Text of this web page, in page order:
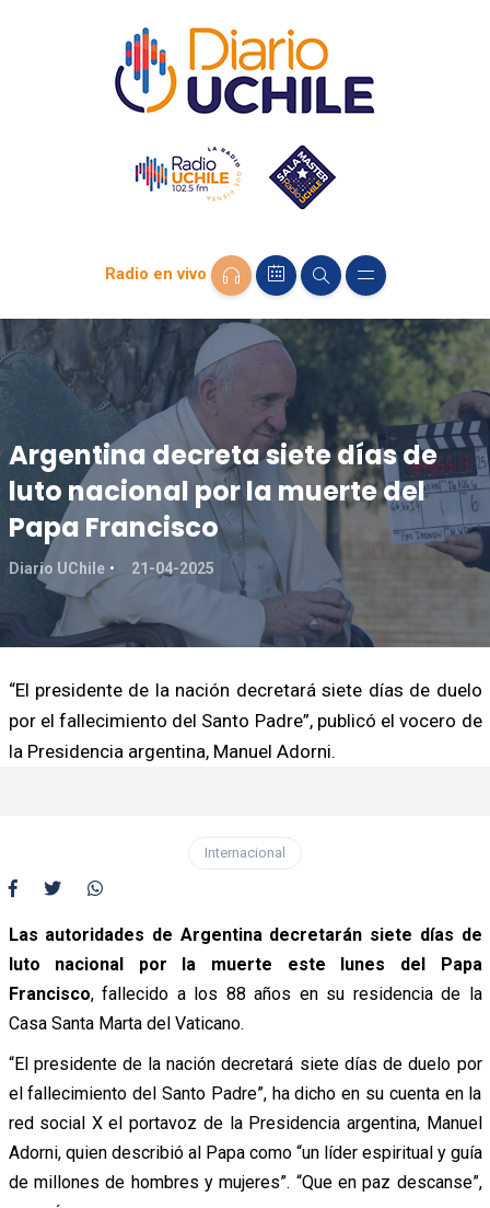
Radio en vivo
Argentina decreta siete días de
luto nacional por la muerte del
Papa Francisco
Diario UChile 21-04-2025
“El presidente de la nación decretará siete días de duelo
por el fallecimiento del Santo Padre”, publicó el vocero de
la Presidencia argentina, Manuel Adorni.
Internacional
Las autoridades de Argentina decretarán siete días de
luto nacional por la muerte este lunes del Papa
Francisco, fallecido a los 88 años en su residencia de la
Casa Santa Marta del Vaticano.
“El presidente de la nación decretará siete días de duelo por
el fallecimiento del Santo Padre”, ha dicho en su cuenta en la
red social X el portavoz de la Presidencia argentina, Manuel
Adorni, quien describió al Papa como “un líder espiritual y guía
de millones de hombres y mujeres”. “Que en paz descanse”,